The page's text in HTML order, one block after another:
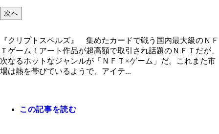
次へ
『クリプトスペルズ』 集めたカードで戦う国内最大級のＮＦ
Ｔゲーム！アート作品が超高額で取引され話題のＮＦＴだが、
次なるホットなジャンルが「ＮＦＴ×ゲーム」だ。これまた市
場は熱を帯びているようで、アイテ...
この記事を読む